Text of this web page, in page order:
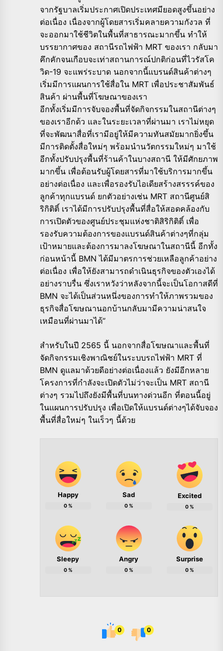
จากรัฐบาลเริ่มประกาศเปิดประเทศมียอดสูงขึ้นอย่าง
ต่อเนื่อง เนื่องจากผู้โดยสารเริ่มคลายความกังวล ที่
จะออกมาใช้ชีวิตในพื้นที่สาธารณะมากขึ้น ทำให้
บรรยากาศของ สถานีรถไฟฟ้า MRT ของเรา กลับมา
คึกคักจนเกือบจะเท่าสถานการณ์ปกติก่อนที่ไวรัสโค
วิด-19 จะแพร่ระบาด นอกจากนี้แบรนด์สินค้าต่างๆ
เริ่มมีการแผนการใช้สื่อใน MRT เพื่อประชาสัมพันธ์
สินค้า ผ่านพื้นที่โฆษณาของเรา
อีกทั้งเริ่มมีการจับจองพื้นที่จัดกิจกรรมในสถานีต่างๆ
ของเราอีกด้ว และในระยะเวลาที่ผ่านมา เราไม่หยุด
ที่จะพัฒนาสื่อที่เรามีอยู่ให้มีความทันสมัยมากยิ่งขึ้น
มีการติดตั้งสื่อใหม่ๆ พร้อมนำนวัตกรรมใหม่ๆ​ มาใช้
อีกทั้งปรับปรุงพื้นที่ร้านค้าในบางสถานี ให้มีศักยภาพ
มากขึ้น เพื่อต้อนรับผู้โดยสารที่มาใช้บริการมากขึ้น
อย่างต่อเนื่อง และเพื่อรองรับไอเดียสร้างสรรรค์ของ
ลูกค้าทุกแบรนด์ ยกตัวอย่างเช่น MRT สถานีศูนย์สิ
ริกิติติ์ เราได้มีการปรับปรุงพื้นที่สื่อให้สอดคล้องกับ
การเปิดตัวของศูนย์ประชุมแห่งชาติสิริกิติติ์ เพื่อ
รองรับความต้องการของแบรนด์สินค้าต่างๆที่กลุ่ม
เป้าหมายและต้องการมาลงโฆษณาในสถานีนี้ อีกทั้ง
ก่อนหน้านี้ BMN ได้มีมาตรการช่วยเหลือลูกค้าอย่าง
ต่อเนื่อง เพื่อให้ยังสามารถดำเนินธุรกิจของตัวเองได้
อย่างราบรื่น ซึ่งเราหวังว่าหลังจากนี้จะเป็นโอกาสดีที่
BMN จะได้เป็นส่วนหนึ่งของการทำให้ภาพรวมของ
ธุรกิจสื่อโฆษณานอกบ้านกลับมามีความน่าสนใจ
เหมือนที่ผ่านมาได้”
สำหรับในปี 2565 นี้ นอกจากสื่อโฆษณาและพื้นที่
จัดกิจกรรมเชิงพาณิชย์ในระบบรถไฟฟ้า MRT ที่
BMN ดูแลมาด้วยดีอย่างต่อเนื่องแล้ว ยังมีอีกหลาย
โครงการที่กำลังจะเปิดตัวไม่ว่าจะเป็น MRT สถานี
ต่างๆ รวมไปถึงยังมีพื้นที่บนทางด่วนอีก ที่ตอนนี้อยู่
ในแผนการปรับปรุง เพื่อเปิดให้แบรนด์ต่างๆได้จับจอง
พื้นที่สื่อใหม่ๆ ในเร็วๆ นี้ด้วย
Happy
0%
Sad
0%
Excited
0%
Sleepy
0%
Angry
0%
Surprise
0%
0 0